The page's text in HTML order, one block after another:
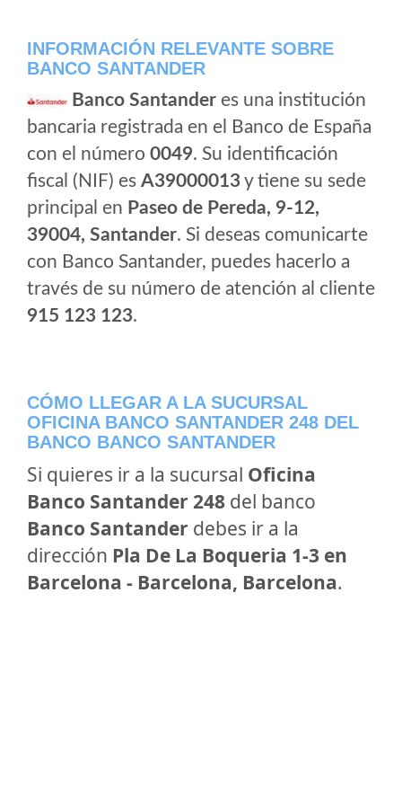
INFORMACIÓN RELEVANTE SOBRE
BANCO SANTANDER
Banco Santander es una institución
bancaria registrada en el Banco de España
con el número 0049. Su identificación
fiscal (NIF) es A39000013y tiene su sede
principal en Paseo de Pereda, 9-12,
39004, Santander. Si deseas comunicarte
con Banco Santander, puedes hacerlo a
través de su número de atención al cliente
915 123 123.
CÓMO LLEGAR A LA SUCURSAL
OFICINA BANCO SANTANDER 248 DEL
BANCO BANCO SANTANDER
Si quieres ir a la sucursal Oficina
Banco Santander 248 del banco
Banco Santander debes ir a la
dirección Pla De La Boqueria 1-3 en
Barcelona - Barcelona, Barcelona.